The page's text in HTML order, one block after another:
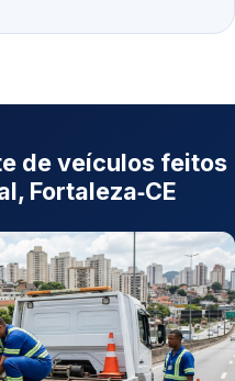
de veículos feitos
Fortaleza‑CE